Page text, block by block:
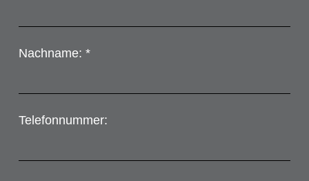
Nachname: *
Telefonnummer: